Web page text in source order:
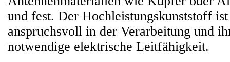
und fest. Der Hochleistungskunststoff
anspruchsvoll in der Verarbeitung und
notwendige elektrische Leitfähigkeit.